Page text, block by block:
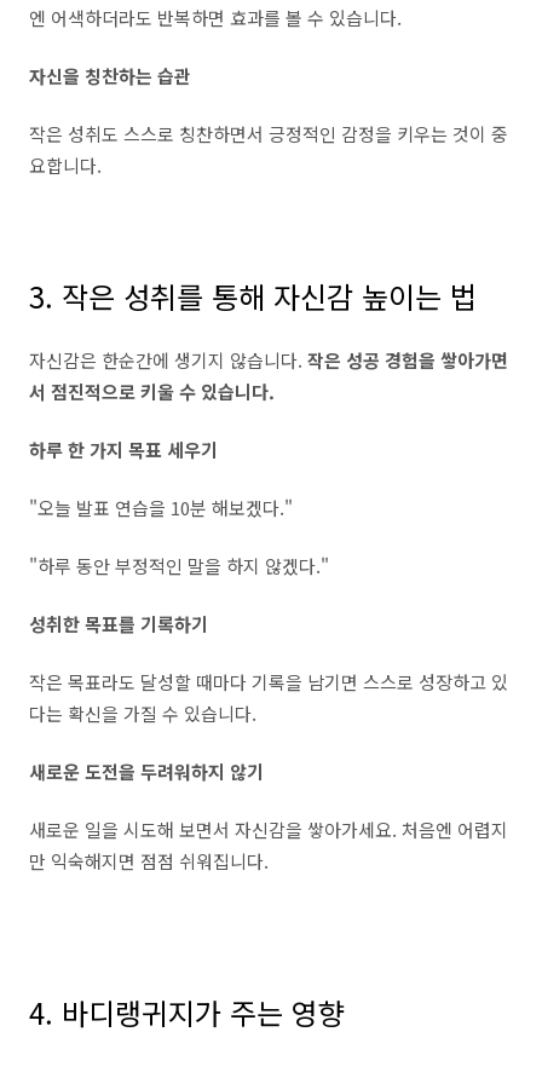
엔 어색하더라도 반복하면 효과를 볼 수 있습니다.
자신을 칭찬하는 습관
작은 성취도 스스로 칭찬하면서 긍정적인 감정을 키우는 것이 중
요합니다.
3. 작은 성취를 통해 자신감 높이는 법
자신감은 한순간에 생기지 않습니다. 작은 성공 경험을 쌓아가면
서 점진적으로 키울 수 있습니다.
하루 한 가지 목표 세우기
"오늘 발표 연습을 10분 해보겠다."
"하루 동안 부정적인 말을 하지 않겠다."
성취한 목표를 기록하기
작은 목표라도 달성할 때마다 기록을 남기면 스스로 성장하고 있
다는 확신을 가질 수 있습니다.
새로운 도전을 두려워하지 않기
새로운 일을 시도해 보면서 자신감을 쌓아가세요. 처음엔 어렵지
만 익숙해지면 점점 쉬워집니다.
4. 바디랭귀지가 주는 영향